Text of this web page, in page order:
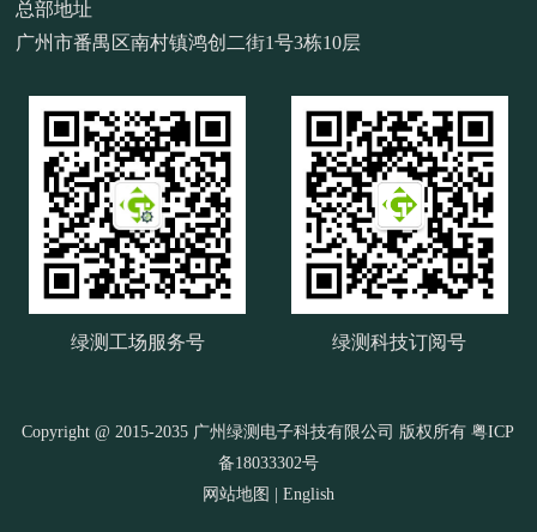
总部地址
广州市番禺区南村镇鸿创二街1号3栋10层
绿测工场服务号 绿测科技订阅号
Copyright @ 2015-2035 广州绿测电子科技有限公司 版权所有粤ICP
备18033302号
网站地图
English